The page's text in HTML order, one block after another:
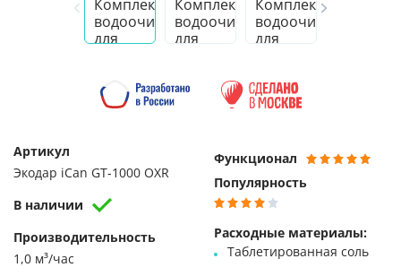
Артикул
Экодар iCan GT-1000 OXR
В наличии
Производительность
1,0 м³/час
Функционал
Популярность
Расходные материалы:
Таблетированная соль